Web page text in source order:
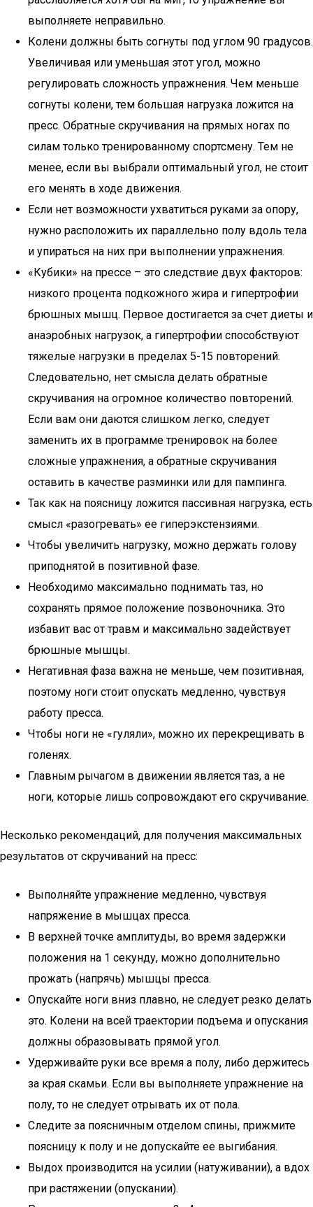
выполняете неправильно.
Колени должны быть согнуты под углом 90 градусов.
Увеличивая или уменьшая этот угол, можно
регулировать сложность упражнения. Чем меньше
согнуты колени, тем большая нагрузка ложится на
пресс. Обратные скручивания на прямых ногах по
силам только тренированному спортсмену. Тем не
менее, если вы выбрали оптимальный угол, не стоит
его менять в ходе движения.
Если нет возможности ухватиться руками за опору,
нужно расположить их параллельно полу вдоль тела
и упираться на них при выполнении упражнения.
«Кубики» на прессе – это следствие двух факторов:
низкого процента подкожного жира и гипертрофии
брюшных мышц. Первое достигается за счет диеты и
анаэробных нагрузок, а гипертрофии способствуют
тяжелые нагрузки в пределах 5-15 повторений.
Следовательно, нет смысла делать обратные
скручивания на огромное количество повторений.
Если вам они даются слишком легко, следует
заменить их в программе тренировок на более
сложные упражнения, а обратные скручивания
оставить в качестве разминки или для пампинга.
Так как на поясницу ложится пассивная нагрузка, есть
смысл «разогревать» ее гиперэкстензиями.
Чтобы увеличить нагрузку, можно держать голову
приподнятой в позитивной фазе.
Необходимо максимально поднимать таз, но
сохранять прямое положение позвоночника. Это
избавит вас от травм и максимально задействует
брюшные мышцы.
Негативная фаза важна не меньше, чем позитивная,
поэтому ноги стоит опускать медленно, чувствуя
работу пресса.
Чтобы ноги не «гуляли», можно их перекрещивать в
голенях.
Главным рычагом в движении является таз, а не
ноги, которые лишь сопровождают его скручивание.
Несколько рекомендаций, для получения максимальных
результатов от скручиваний на пресс:
Выполняйте упражнение медленно, чувствуя
напряжение в мышцах пресса.
В верхней точке амплитуды, во время задержки
положения на 1 секунду, можно дополнительно
прожать (напрячь) мышцы пресса.
Опускайте ноги вниз плавно, не следует резко делать
это. Колени на всей траектории подъема и опускания
должны образовывать прямой угол.
Удерживайте руки все время а полу, либо держитесь
за края скамьи. Если вы выполняете упражнение на
полу, то не следует отрывать их от пола.
Следите за поясничным отделом спины, прижмите
поясницу к полу и не допускайте ее выгибания.
Выдох производится на усилии (натуживании), а вдох
при растяжении (опускании).